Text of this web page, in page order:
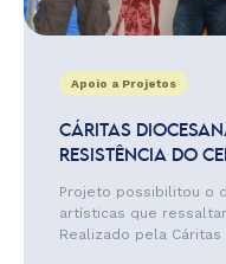
Apoio a Projetos
CÁRITAS
RESISTÊNCIA DO
Projeto possibilitou o
artísticas que
Realizado pela Cáritas